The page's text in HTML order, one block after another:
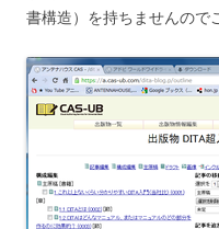
書構造）を持ちませんので